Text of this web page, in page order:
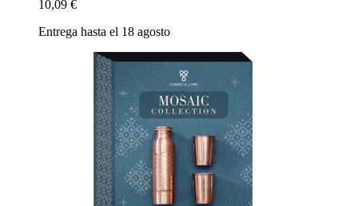
10,09 €
Entrega hasta el 18 agosto